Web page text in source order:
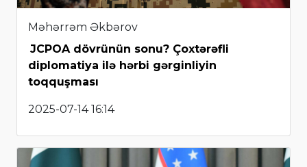
Məhərrəm Əkbərov
JCPOA dövrünün sonu? Çoxtərəfli
diplomatiya ilə hərbi gərginliyin
toqquşması
2025-07-14 16:14